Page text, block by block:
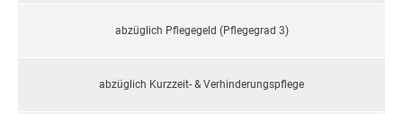
abzüglich Pflegegeld (Pflegegrad 3)
abzüglich Kurzzeit- & Verhinderungspflege